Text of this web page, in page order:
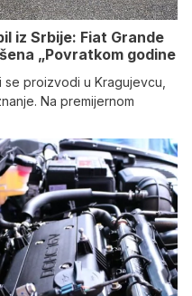
iz Srbije: Fiat Grande
„Povratkom godine
se proizvodi u Kragujevcu,
Na premijernom